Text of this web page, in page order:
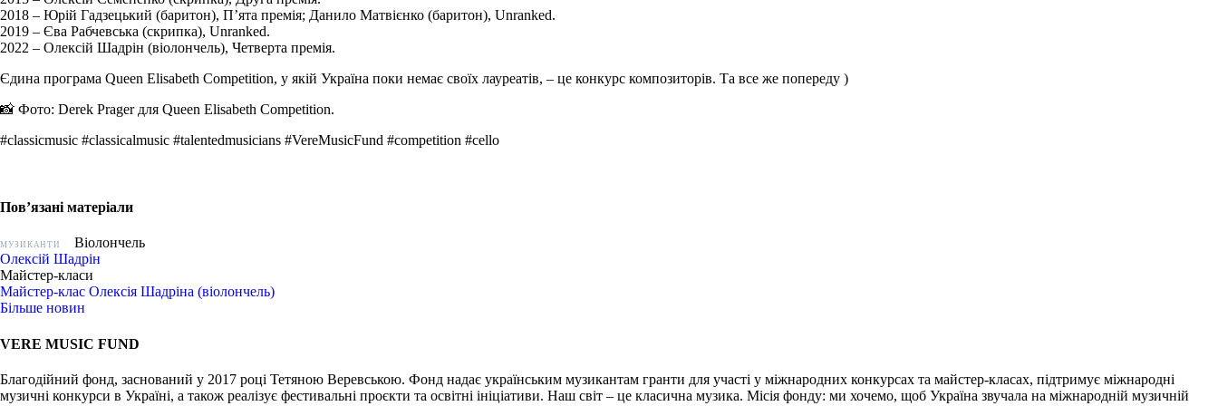
2018 – Юрій Гадзецький (баритон), П’ята премія; Данило Матвієнко (баритон), Unranked.
2019 – Єва Рабчевська (скрипка), Unranked.
2022 – Олексій Шадрін (віолончель), Четверта премія.
Єдина програма Queen Elisabeth Competition, у якій Україна поки немає своїх лауреатів, – це конкурс композиторів. Та все же попереду )
📸 Фото: Derek Prager для Queen Elisabeth Competition.
#classicmusic #classicalmusic #talentedmusicians #VereMusiсFund #competition #cello
Пов’язані матеріали
МУЗИКАНТИ
Віолончель
Олексій Шадрін
Майстер-класи
Майстер-клас Олексія Шадріна (віолончель)
Більше новин
VERE MUSIC FUND
Благодійний фонд, заснований у 2017 році Тетяною Веревською. Фонд надає українським музикантам гранти для участі у міжнародних конкурсах та майстер-класах, підтримує міжнародні
музичні конкурси в Україні, а також реалізує фестивальні проєкти та освітні ініціативи. Наш світ – це класична музика. Місія фонду: ми хочемо, щоб Україна звучала на міжнародній музичній